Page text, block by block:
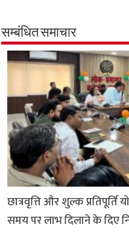
b
o
o
k
s
A
p
p
t
e
r
r
a
m
सम्बंधित समाचार
छात्रवृत्ति और शुल्क
समय पर लाभ दिलाने के दिए